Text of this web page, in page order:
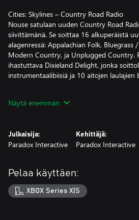
Cities: Skylines – Country Road Radio
Nouse satulaan uuden Country Road
siivittämänä. Se soittaa 16 alkuperäistä
alagenressä: Appalachian Folk, Bluegrass
Modern Country, ja Unplugged Country.
ihastuttava Dixieland Delight, jonka
instrumentaalibiisiä ja 10 aitojen laulajien
Cities: Skylines – All That Jazz
hetken internetkuuluisuutta nauttinut Jazz
sävelten tahdissa pelaajat voivat todella
kappaletta seuraavista korvia hivelevistä
Funky ja Chill-Out Jazz.
Näytä enemmän
Julkaisija:
Paradox Interactive
Kehittäjä:
Paradox Interactive
Pelaa käyttäen:
XBOX Series X|S